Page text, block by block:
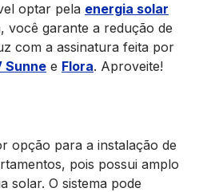
optar pela energia solar
você garante a redução de
com a assinatura feita por
Sunne e Flora. Aproveite!
opção para a instalação de
pois possui amplo
solar. O sistema pode